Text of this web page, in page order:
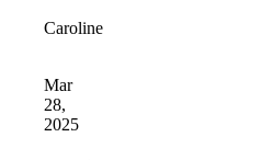
Caroline
Mar
28,
2025